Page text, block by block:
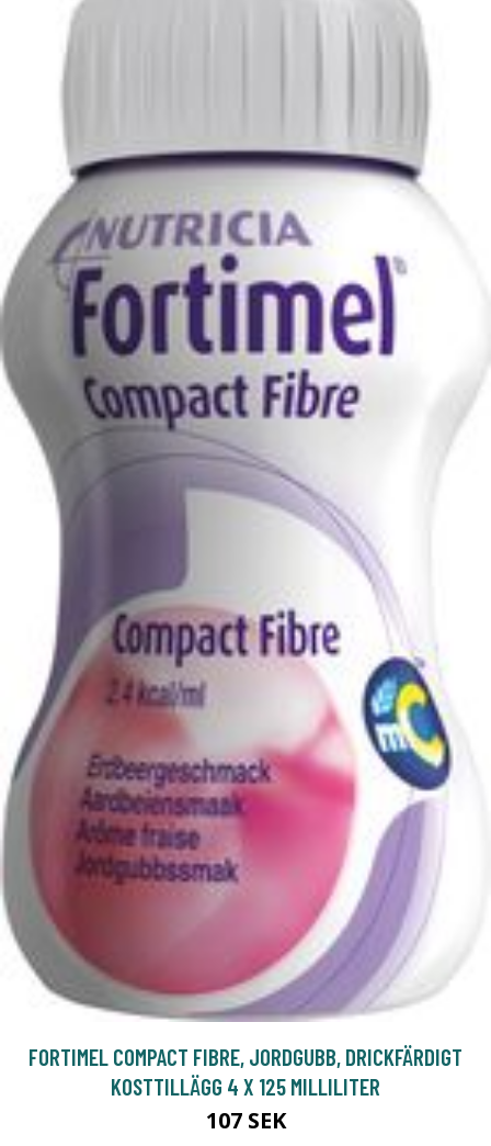
FORTIMEL COMPACT FIBRE, JORDGUBB, DRICKFÄRDIGT
KOSTTILLÄGG 4 X 125 MILLILITER
107 SEK